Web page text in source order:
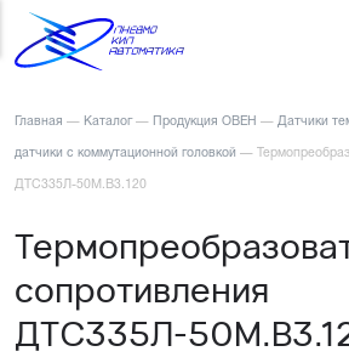
Главная — Каталог — Продукция ОВЕН — Датчики
датчики с коммутационной головкой —
ДТС335Л-50М.В3.120
сопротивления
ДТС335Л-